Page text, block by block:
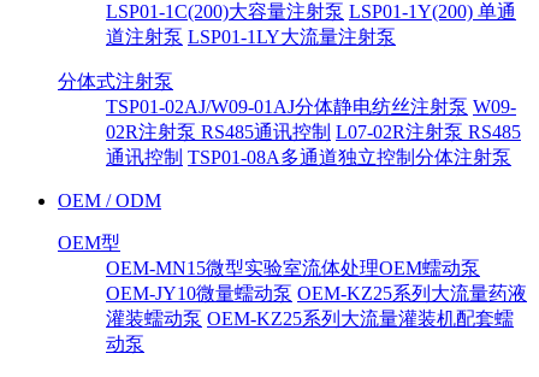
LSP01-1C(200)大容量注射泵 LSP01-1Y(200) 单通
道注射泵 LSP01-1LY大流量注射泵
分体式注射泵
TSP01-02AJ/W09-01AJ分体静电纺丝注射泵 W09-
02R注射泵 RS485通讯控制 L07-02R注射泵 RS485
通讯控制 TSP01-08A多通道独立控制分体注射泵
OEM / ODM
OEM型
OEM-MN15微型实验室流体处理OEM蠕动泵
OEM-JY10微量蠕动泵 OEM-KZ25系列大流量药液
灌装蠕动泵 OEM-KZ25系列大流量灌装机配套蠕
动泵